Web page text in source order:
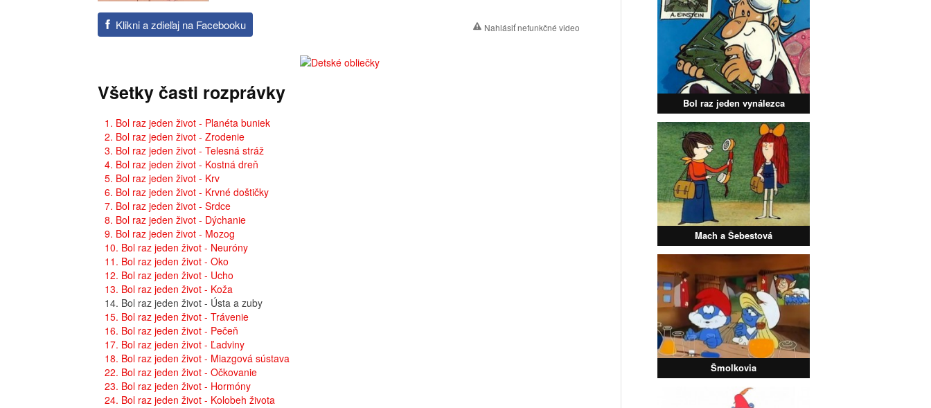
Klikni a zdieľaj na Facebooku Nahlásiť nefunkčné video
Všetky časti rozprávky
1. Bol raz jeden život - Planéta buniek
2. Bol raz jeden život - Zrodenie
3. Bol raz jeden život - Telesná stráž
4. Bol raz jeden život - Kostná dreň
5. Bol raz jeden život - Krv
6. Bol raz jeden život - Krvné doštičky
7. Bol raz jeden život - Srdce
8. Bol raz jeden život - Dýchanie
9. Bol raz jeden život - Mozog
10. Bol raz jeden život - Neuróny
11. Bol raz jeden život - Oko
12. Bol raz jeden život - Ucho
13. Bol raz jeden život - Koža
14. Bol raz jeden život - Ústa a zuby
15. Bol raz jeden život - Trávenie
16. Bol raz jeden život - Pečeň
17. Bol raz jeden život - Ľadviny
18. Bol raz jeden život - Miazgová sústava
22. Bol raz jeden život - Očkovanie
23. Bol raz jeden život - Hormóny
24. Bol raz jeden život - Kolobeh života
Bol raz jeden vynálezca
Mach a Šebestová
Šmolkovia